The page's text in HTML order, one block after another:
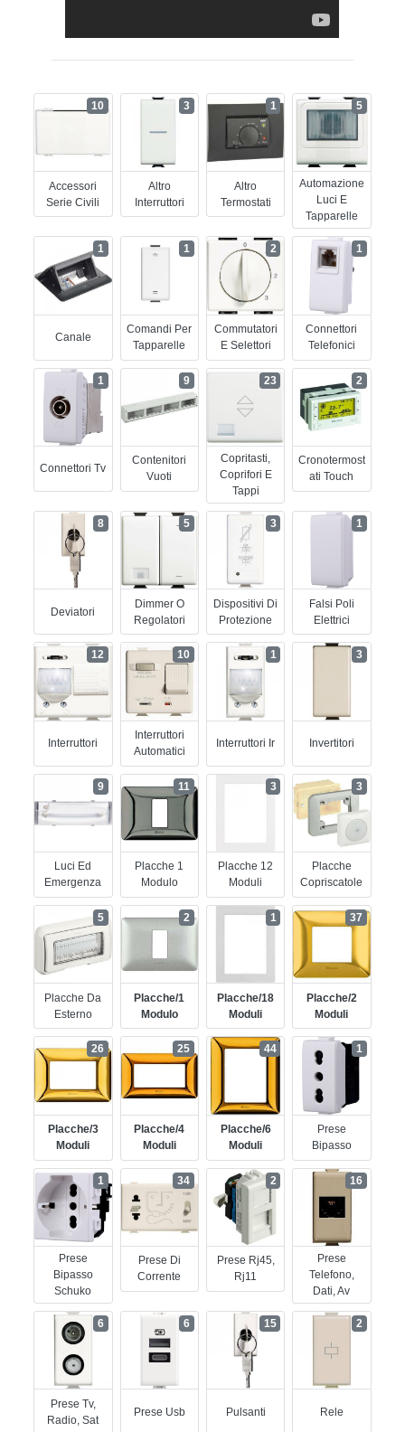
Accessori
Serie Civili
10
Altro
Interruttori
3
Altro
Termostati
1
Automazione
Luci E
Tapparelle
5
Canale
1
Comandi Per
Tapparelle
1
Commutatori
E Selettori
2
Connettori
Telefonici
1
Connettori Tv
1
Contenitori
Vuoti
9
Copritasti,
Coprifori E
Tappi
23
Cronotermost
Ati Touch
2
Deviatori
8
Dimmer O
Regolatori
5
Dispositivi Di
Protezione
3
Falsi Poli
Elettrici
1
Interruttori
12
Interruttori
Automatici
10
Interruttori Ir
1
Invertitori
3
Luci Ed
Emergenza
9
Placche 1
Modulo
11
Placche 12
Moduli
3
Placche
Copriscatole
3
Placche Da
Esterno
5
Placche/1
Modulo
2
Placche/18
Moduli
1
Placche/2
Moduli
37
Placche/3
Moduli
26
Placche/4
Moduli
25
Placche/6
Moduli
44
Prese
Bipasso
1
Prese
Bipasso
Schuko
1
Prese Di
Corrente
34
Prese Rj45,
Rj11
2
Prese
Telefono,
Dati, Av
16
Prese Tv,
Radio, Sat
6
Prese Usb
6
Pulsanti
15
Rele
2